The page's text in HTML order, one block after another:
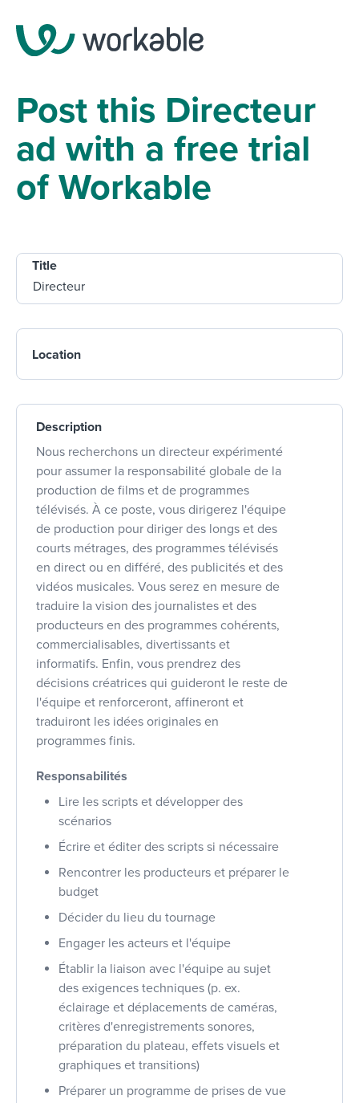
Post this Directeur
ad with a free trial
of Workable
Title
Location
Description
Nous recherchons un directeur expérimenté
pour assumer la responsabilité globale de la
production de films et de programmes
télévisés. À ce poste, vous dirigerez l'équipe
de production pour diriger des longs et des
courts métrages, des programmes télévisés
en direct ou en différé, des publicités et des
vidéos musicales. Vous serez en mesure de
traduire la vision des journalistes et des
producteurs en des programmes cohérents,
commercialisables, divertissants et
informatifs. Enfin, vous prendrez des
décisions créatrices qui guideront le reste de
l'équipe et renforceront, affineront et
traduiront les idées originales en
programmes finis.
Responsabilités
Lire les scripts et développer des
scénarios
Écrire et éditer des scripts si nécessaire
Rencontrer les producteurs et préparer le
budget
Décider du lieu du tournage
Engager les acteurs et l'équipe
Établir la liaison avec l'équipe au sujet
des exigences techniques (p. ex.
éclairage et déplacements de caméras,
critères d'enregistrements sonores,
préparation du plateau, effets visuels et
graphiques et transitions)
Préparer un programme de prises de vue